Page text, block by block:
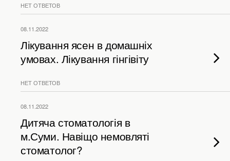
НЕТ ОТВЕТОВ
08.11.2022
Лікування ясен в домашніх
умовах. Лікування гінгівіту
НЕТ ОТВЕТОВ
08.11.2022
Дитяча стоматологія в
м.Суми. Навіщо немовляті
стоматолог?